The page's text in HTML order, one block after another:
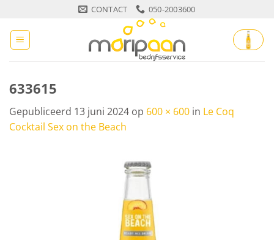
inhoud
CONTACT 050-2003600
633615
Gepubliceerd 13 juni 2024 op 600 × 600 in Le Coq
Cocktail Sex on the Beach